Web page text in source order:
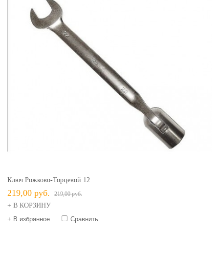
Ключ Рожково-Торцевой 12
219,00 руб. 219,00 руб.
+ В КОРЗИНУ
+ В избранное
Сравнить